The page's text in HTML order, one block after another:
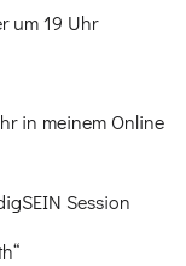
um 19 Uhr
in meinem Online
Session